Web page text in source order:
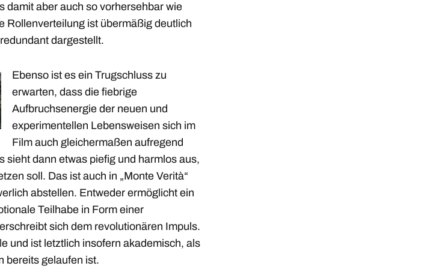
damit aber auch so vorhersehbar wie
Rollenverteilung ist übermäßig deutlich
dargestellt.
Ebenso ist es ein Trugschluss zu
erwarten, dass die fiebrige
Aufbruchsenergie der neuen und
experimentellen Lebensweisen sich im
Film auch gleichermaßen aufregend
sieht dann etwas piefig und harmlos aus,
soll. Das ist auch in „Monte Verità“
abstellen. Entweder ermöglicht ein
Teilhabe in Form einer
sich dem revolutionären Impuls.
und ist letztlich insofern akademisch, als
bereits gelaufen ist.